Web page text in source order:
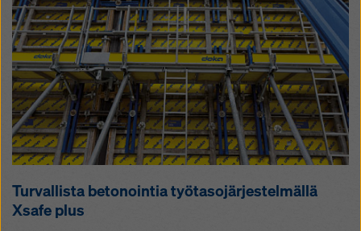
Tur­val­lis­ta be­to­noin­tia työ­ta­so­jär­jes­tel­mäl­lä
Xsafe plus